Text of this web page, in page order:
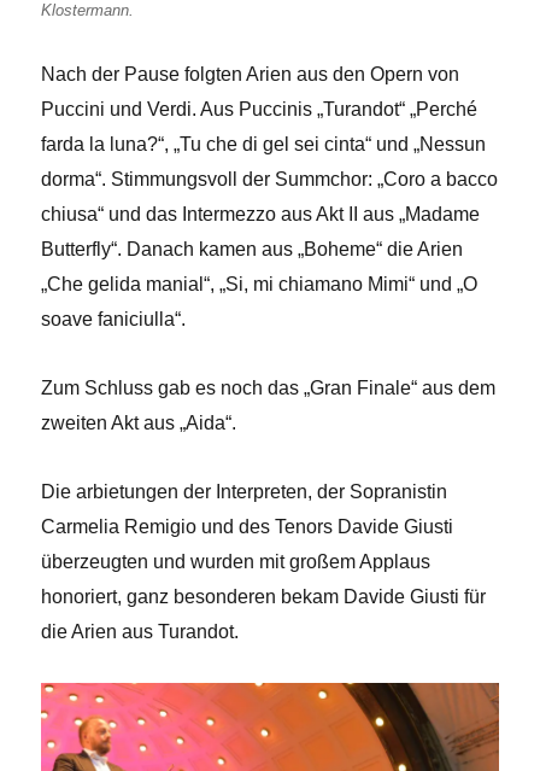
Klostermann.
Nach der Pause folgten Arien aus den Opern von
Puccini und Verdi. Aus Puccinis „Turandot“ „Perché
farda la luna?“, „Tu che di gel sei cinta“ und „Nessun
dorma“. Stimmungsvoll der Summchor: „Coro a bacco
chiusa“ und das Intermezzo aus Akt II aus „Madame
Butterfly“. Danach kamen aus „Boheme“ die Arien
„Che gelida manial“, „Si, mi chiamano Mimi“ und „O
soave faniciulla“.
Zum Schluss gab es noch das „Gran Finale“ aus dem
zweiten Akt aus „Aida“.
Die arbietungen der Interpreten, der Sopranistin
Carmelia Remigio und des Tenors Davide Giusti
überzeugten und wurden mit großem Applaus
honoriert, ganz besonderen bekam Davide Giusti für
die Arien aus Turandot.